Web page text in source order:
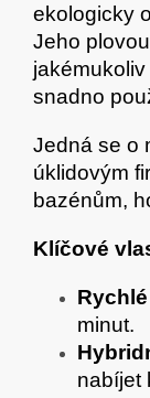
ekologicky
Jeho
snadno
Jedná se o
úklidovým
bazénům,
Klíčové
minut.
nabíjet